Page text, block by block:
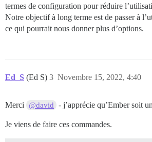
termes de configuration pour réduire
Notre objectif à long terme est de passer à
ce qui pourrait nous donner plus d’options.
Ed_S (Ed S) Novembre 15, 2022, 4:40
3
Merci @david - j’apprécie qu’Ember soit
Je viens de faire ces commandes.